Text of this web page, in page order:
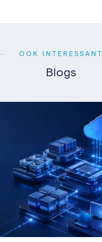
OOK INTERESSANT
Blogs